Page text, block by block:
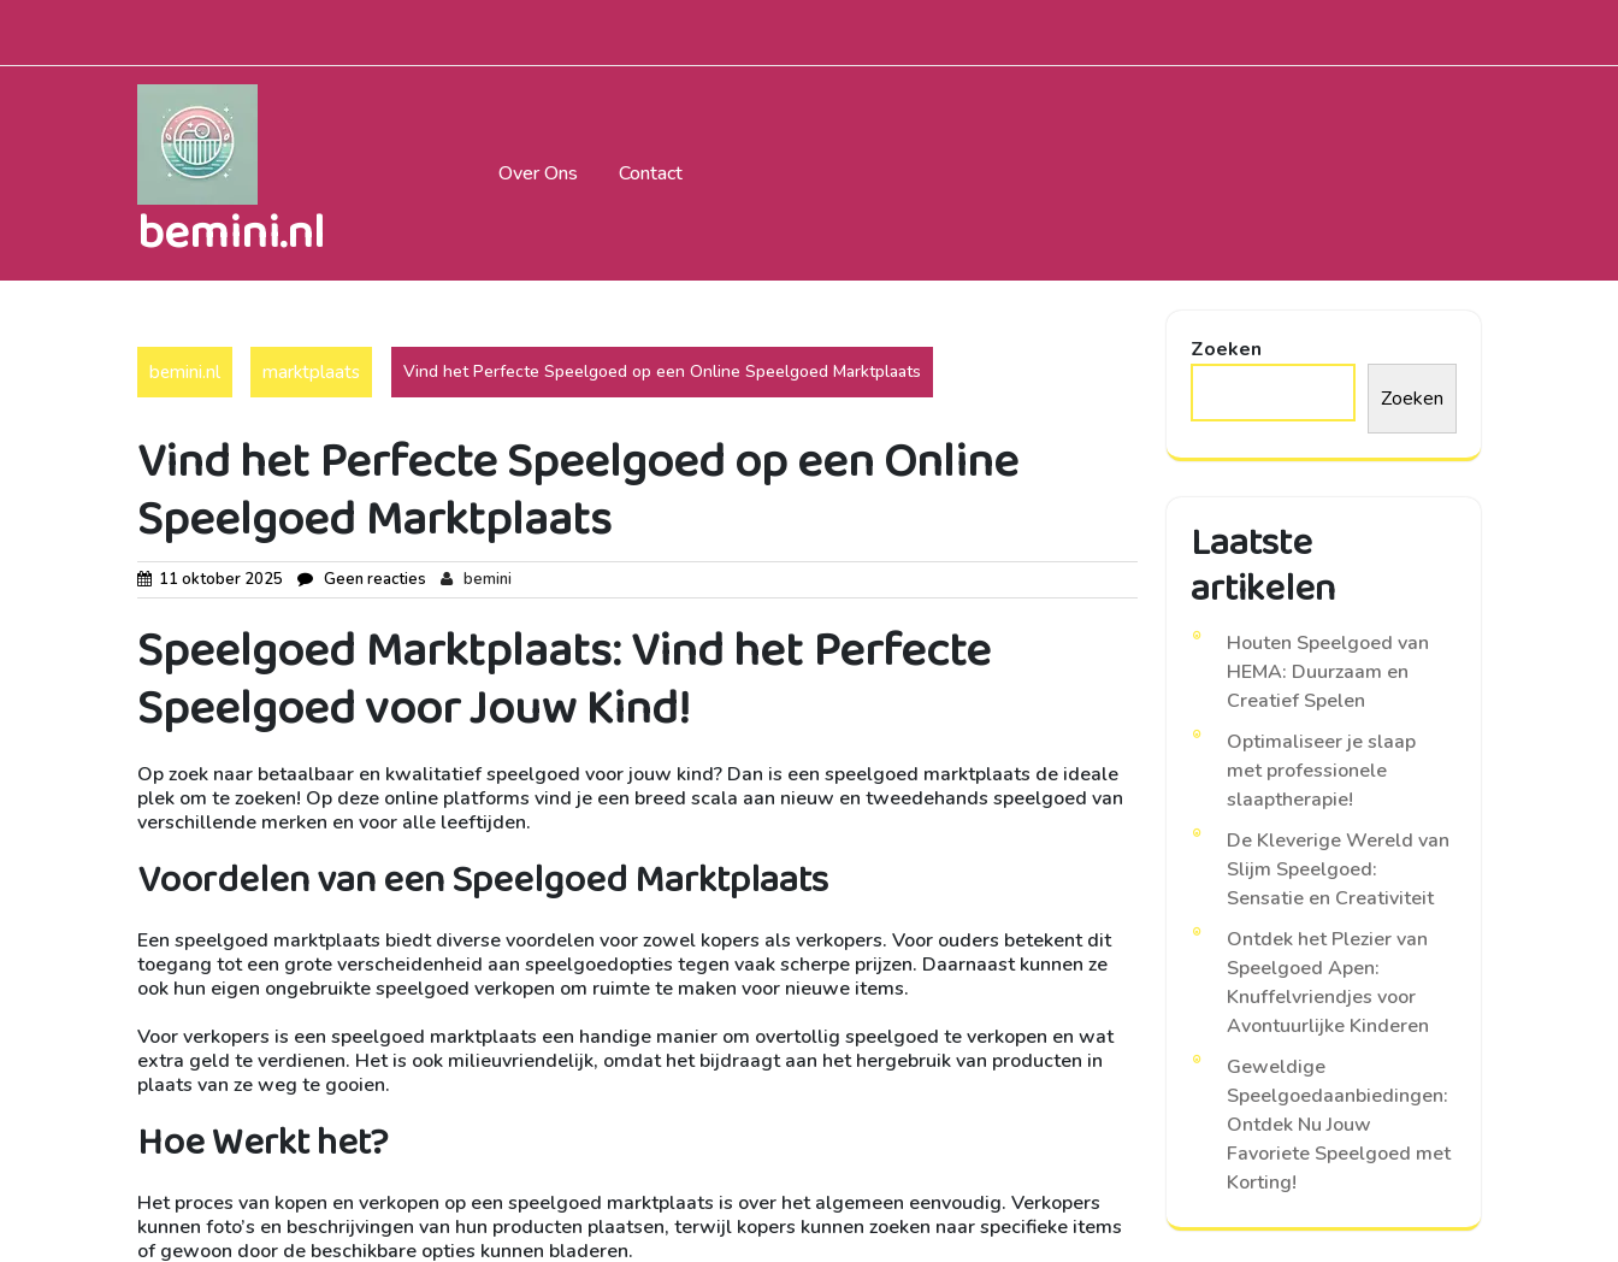
inhoud
bemini.nl
Over Ons Contact
bemini.nl marktplaats Vind het Perfecte Speelgoed op een Online Speelgoed Marktplaats
Vind het Perfecte Speelgoed op een Online
Speelgoed Marktplaats
11 oktober 2025 Geen reacties bemini
Speelgoed Marktplaats: Vind het Perfecte
Speelgoed voor Jouw Kind!
Op zoek naar betaalbaar en kwalitatief speelgoed voor jouw kind? Dan is een speelgoed marktplaats de ideale
plek om te zoeken! Op deze online platforms vind je een breed scala aan nieuw en tweedehands speelgoed van
verschillende merken en voor alle leeftijden.
Voordelen van een Speelgoed Marktplaats
Een speelgoed marktplaats biedt diverse voordelen voor zowel kopers als verkopers. Voor ouders betekent dit
toegang tot een grote verscheidenheid aan speelgoedopties tegen vaak scherpe prijzen. Daarnaast kunnen ze
ook hun eigen ongebruikte speelgoed verkopen om ruimte te maken voor nieuwe items.
Voor verkopers is een speelgoed marktplaats een handige manier om overtollig speelgoed te verkopen en wat
extra geld te verdienen. Het is ook milieuvriendelijk, omdat het bijdraagt aan het hergebruik van producten in
plaats van ze weg te gooien.
Hoe Werkt het?
Het proces van kopen en verkopen op een speelgoed marktplaats is over het algemeen eenvoudig. Verkopers
kunnen foto’s en beschrijvingen van hun producten plaatsen, terwijl kopers kunnen zoeken naar specifieke items
of gewoon door de beschikbare opties kunnen bladeren.
Zoeken
Zoeken
Laatste
artikelen
Houten Speelgoed van
HEMA: Duurzaam en
Creatief Spelen
Optimaliseer je slaap
met professionele
slaaptherapie!
De Kleverige Wereld van
Slijm Speelgoed:
Sensatie en Creativiteit
Ontdek het Plezier van
Speelgoed Apen:
Knuffelvriendjes voor
Avontuurlijke Kinderen
Geweldige
Speelgoedaanbiedingen:
Ontdek Nu Jouw
Favoriete Speelgoed met
Korting!